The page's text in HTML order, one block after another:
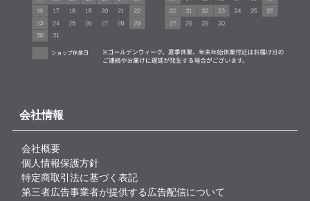
会社情報
会社概要
個人情報保護方針
特定商取引法に基づく表記
第三者広告事業者が提供する広告配信について